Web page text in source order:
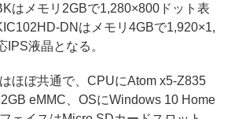
はメモリ2GBで1,280×800ドット表
DNはメモリ4GBで1,920×1,
IPS液晶となる。
ほぼ共通で、CPUにAtom x5-Z835
eMMC、OSにWindows 10 Home